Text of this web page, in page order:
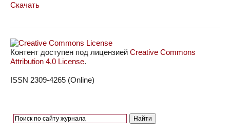
Скачать
Контент доступен под лицензией Creative Commons
Attribution 4.0 License.
ISSN 2309-4265 (Online)